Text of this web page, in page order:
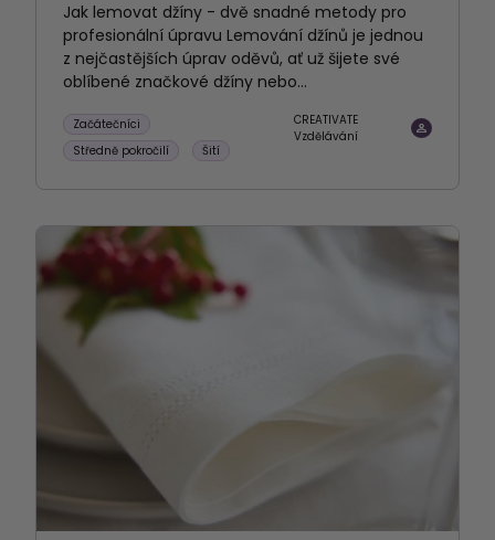
Jak lemovat džíny - dvě snadné metody pro
profesionální úpravu Lemování džínů je jednou
z nejčastějších úprav oděvů, ať už šijete své
oblíbené značkové džíny nebo...
Začátečníci
Středně pokročilí
Šití
CREATIVATE
Vzdělávání